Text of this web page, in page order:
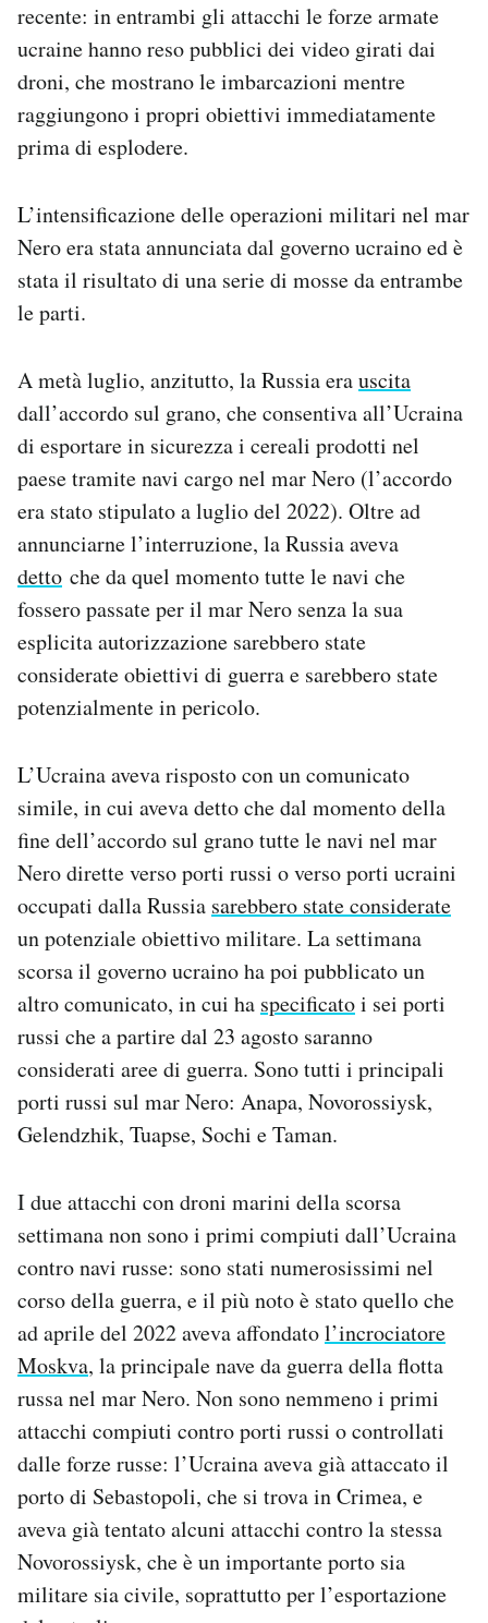
recente: in entrambi gli attacchi le forze armate
ucraine hanno reso pubblici dei video girati dai
droni, che mostrano le imbarcazioni mentre
raggiungono i propri obiettivi immediatamente
prima di esplodere.
L’intensificazione delle operazioni militari nel mar
Nero era stata annunciata dal governo ucraino ed è
stata il risultato di una serie di mosse da entrambe
le parti.
A metà luglio, anzitutto, la Russia erauscita
dall’accordo sul grano, che consentiva all’Ucraina
di esportare in sicurezza i cereali prodotti nel
paese tramite navi cargo nel mar Nero (l’accordo
era stato stipulato a luglio del 2022). Oltre ad
annunciarne l’interruzione, la Russia aveva
detto che da quel momento tutte le navi che
fossero passate per il mar Nero senza la sua
esplicita autorizzazione sarebbero state
considerate obiettivi di guerra e sarebbero state
potenzialmente in pericolo.
L’Ucraina aveva risposto con un comunicato
simile, in cui aveva detto che dal momento della
fine dell’accordo sul grano tutte le navi nel mar
Nero dirette verso porti russi o verso porti ucraini
occupati dalla Russia sarebbero state considerate
un potenziale obiettivo militare. La settimana
scorsa il governo ucraino ha poi pubblicato un
altro comunicato, in cui ha specificatoi sei porti
russi che a partire dal 23 agosto saranno
considerati aree di guerra. Sono tutti i principali
porti russi sul mar Nero: Anapa, Novorossiysk,
Gelendzhik, Tuapse, Sochi e Taman.
I due attacchi con droni marini della scorsa
settimana non sono i primi compiuti dall’Ucraina
contro navi russe: sono stati numerosissimi nel
corso della guerra, e il più noto è stato quello che
ad aprile del 2022 aveva affondatol’incrociatore
Moskva, la principale nave da guerra della flotta
russa nel mar Nero. Non sono nemmeno i primi
attacchi compiuti contro porti russi o controllati
dalle forze russe: l’Ucraina aveva già attaccato il
porto di Sebastopoli, che si trova in Crimea, e
aveva già tentato alcuni attacchi contro la stessa
Novorossiysk, che è un importante porto sia
militare sia civile, soprattutto per l’esportazione